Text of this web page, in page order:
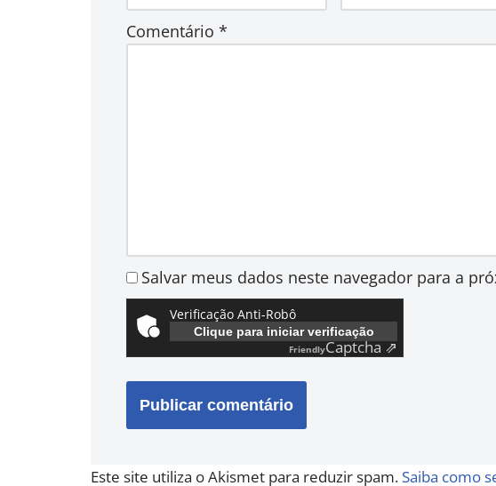
Comentário *
Salvar meus dados neste navegador para a
Verificação Anti-Robô
Clique para iniciar verificação
FriendlyCaptcha ⇗
Este site utiliza o Akismet para reduzir spam. Saiba como